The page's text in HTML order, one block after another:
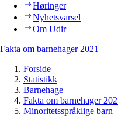
Høringer
Nyhetsvarsel
Om Udir
Fakta om barnehager 2021
Forside
Statistikk
Barnehage
Fakta om barnehager
Minoritetsspråklige barn